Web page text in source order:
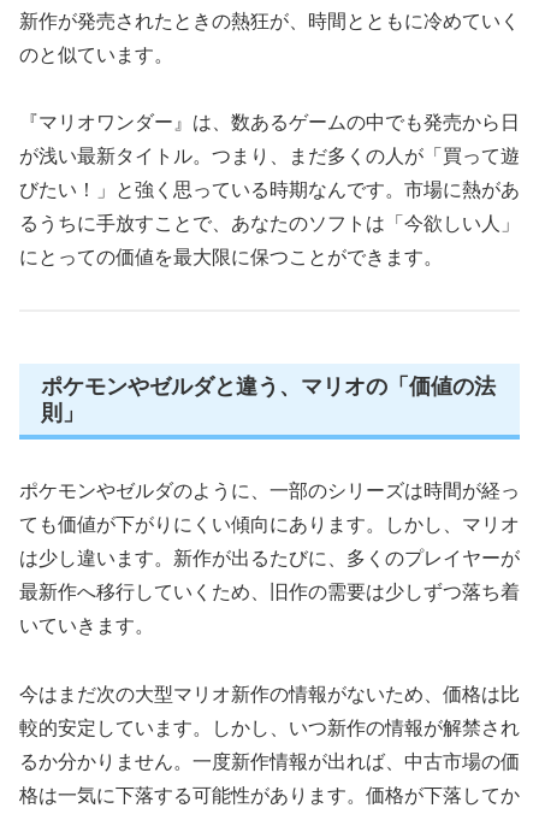
新作が発売されたときの熱狂が、時間とともに冷めていく
のと似ています。
『マリオワンダー』は、数あるゲームの中でも発売から日
が浅い最新タイトル。つまり、まだ多くの人が「買って遊
びたい！」と強く思っている時期なんです。市場に熱があ
るうちに手放すことで、あなたのソフトは「今欲しい人」
にとっての価値を最大限に保つことができます。
ポケモンやゼルダと違う、マリオの「価値の法
則」
ポケモンやゼルダのように、一部のシリーズは時間が経っ
ても価値が下がりにくい傾向にあります。しかし、マリオ
は少し違います。新作が出るたびに、多くのプレイヤーが
最新作へ移行していくため、旧作の需要は少しずつ落ち着
いていきます。
今はまだ次の大型マリオ新作の情報がないため、価格は比
較的安定しています。しかし、いつ新作の情報が解禁され
るか分かりません。一度新作情報が出れば、中古市場の価
格は一気に下落する可能性があります。価格が下落してか